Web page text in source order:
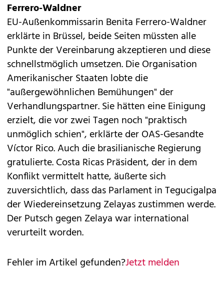
Ferrero-Waldner
EU-Außenkommissarin Benita Ferrero-Waldner
erklärte in Brüssel, beide Seiten müssten alle
Punkte der Vereinbarung akzeptieren und diese
schnellstmöglich umsetzen. Die Organisation
Amerikanischer Staaten lobte die
"außergewöhnlichen Bemühungen" der
Verhandlungspartner. Sie hätten eine Einigung
erzielt, die vor zwei Tagen noch "praktisch
unmöglich schien", erklärte der OAS-Gesandte
Víctor Rico. Auch die brasilianische Regierung
gratulierte. Costa Ricas Präsident, der in dem
Konflikt vermittelt hatte, äußerte sich
zuversichtlich, dass das Parlament in Tegucigalpa
der Wiedereinsetzung Zelayas zustimmen werde.
Der Putsch gegen Zelaya war international
verurteilt worden.
Fehler im Artikel gefunden?Jetzt melden